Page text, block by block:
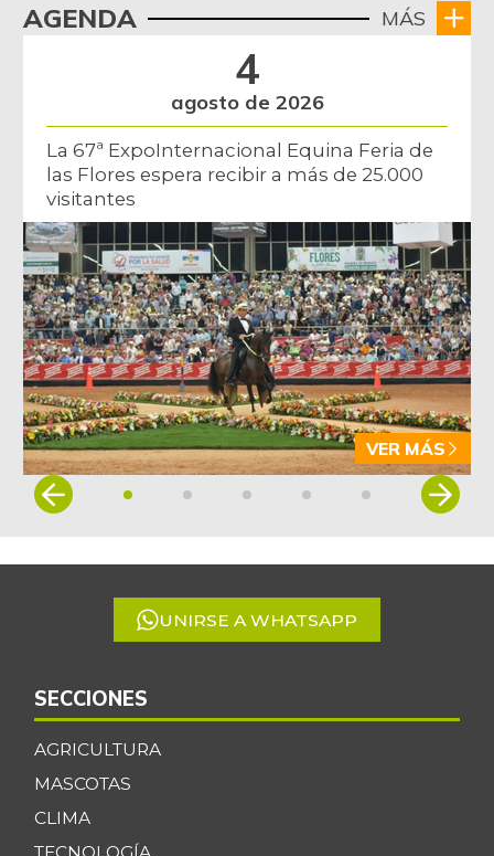
AGENDA MÁS
4
agosto de 2026
La 67ª ExpoInternacional Equina Feria de
las Flores espera recibir a más de 25.000
visitantes
VER MÁS
Item
5
UNIRSE A WHATSAPP
SECCIONES
AGRICULTURA
MASCOTAS
CLIMA
TECNOLOGÍA